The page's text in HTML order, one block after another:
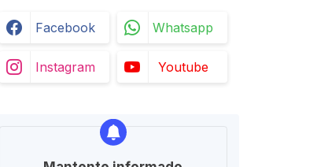
Facebook Whatsapp
Instagram Youtube